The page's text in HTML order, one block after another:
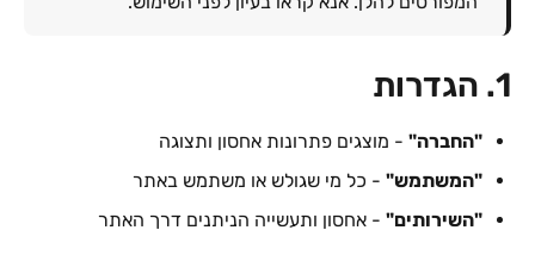
1. הגדרות
"החברה" - מוצגים פתרונות אחסון ותצוגה
"המשתמש" - כל מי שגולש או משתמש באתר
"השירותים" - אחסון ותעשייה הניתנים דרך האתר